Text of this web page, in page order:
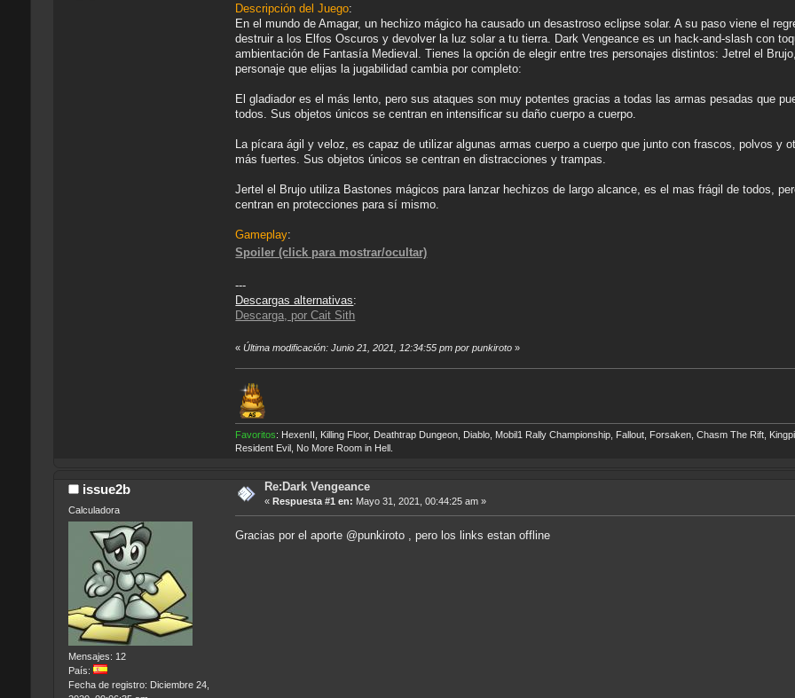
Descripción del Juego:
En el mundo de Amagar, un hechizo mágico ha causado un desastroso eclipse solar. A su paso viene el
destruir a los Elfos Oscuros y devolver la luz solar a tu tierra. Dark Vengeance es un hack-and-slash con
ambientación de Fantasía Medieval. Tienes la opción de elegir entre tres personajes distintos: Jetrel el
personaje que elijas la jugabilidad cambia por completo:
El gladiador es el más lento, pero sus ataques son muy potentes gracias a todas las armas pesadas que
todos. Sus objetos únicos se centran en intensificar su daño cuerpo a cuerpo.
La pícara ágil y veloz, es capaz de utilizar algunas armas cuerpo a cuerpo que junto con frascos, polvos y
más fuertes. Sus objetos únicos se centran en distracciones y trampas.
Jertel el Brujo utiliza Bastones mágicos para lanzar hechizos de largo alcance, es el mas frágil de todos,
centran en protecciones para sí mismo.
Gameplay:
Spoiler (click para mostrar/ocultar)
---
Descargas alternativas:
Descarga, por Cait Sith
«Última modificación: Junio 21, 2021, 12:34:55 pm por punkiroto »
Favoritos: HexenII, Killing Floor, Deathtrap Dungeon, Diablo, Mobil1 Rally Championship, Fallout, Forsaken, Chasm The Rift,
Resident Evil, No More Room in Hell.
issue2b
Calculadora
Mensajes: 12
País:
Fecha de registro: Diciembre 24,
Re:Dark Vengeance
« Respuesta #1 en: Mayo 31, 2021, 00:44:25 am »
Gracias por el aporte @punkiroto , pero los links estan offline